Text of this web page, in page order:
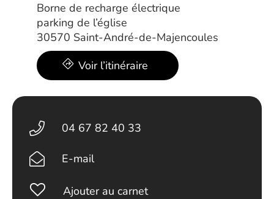
Borne de recharge électrique
parking de l’église
30570 Saint-André-de-Majencoules
Voir l’itinéraire
04 67 82 40 33
E-mail
Ajouter au carnet